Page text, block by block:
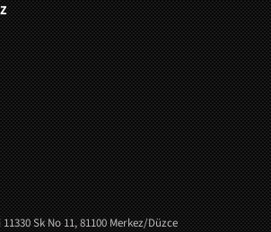
Sk No 11, 81100 Merkez/Düzce